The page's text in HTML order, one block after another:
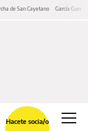
de San Cayetano García Cuerva
Hacete socia/o